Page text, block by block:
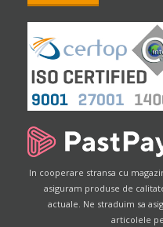
In cooperare stransa cu
asiguram produse de
actuale. Ne straduim sa
articolele